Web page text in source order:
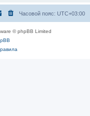
Часовой пояс: UTC+03:00
© phpBB Limited